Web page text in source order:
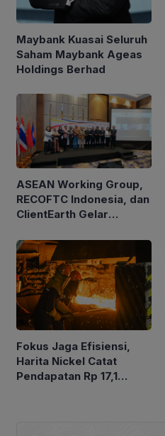
Maybank Kuasai Seluruh
Saham Maybank Ageas
Holdings Berhad
ASEAN Working Group,
RECOFTC Indonesia, dan
ClientEarth Gelar
untuk Memperkuat Tata
Kelola Perhutanan Sosial
Fokus Jaga Efisiensi,
Harita Nickel Catat
Pendapatan Rp 17,1